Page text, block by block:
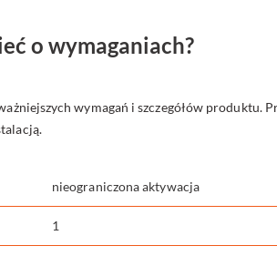
o wymaganiach?
wymagań i szczegółów produktu.
nieograniczona aktywacja
1